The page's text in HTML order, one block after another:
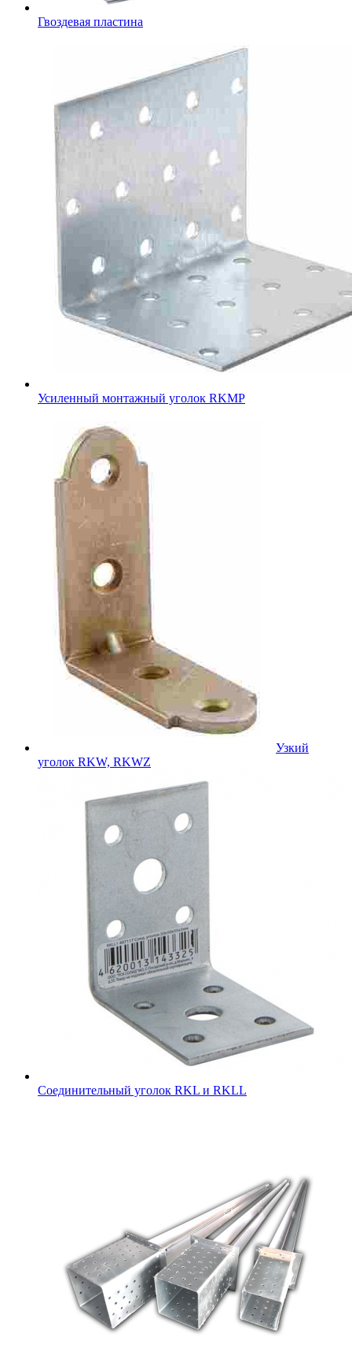
Гвоздевая пластина
Усиленный монтажный уголок RKMР
Узкий
уголок RKW, RKWZ
Соединительный уголок RKL и RKLL